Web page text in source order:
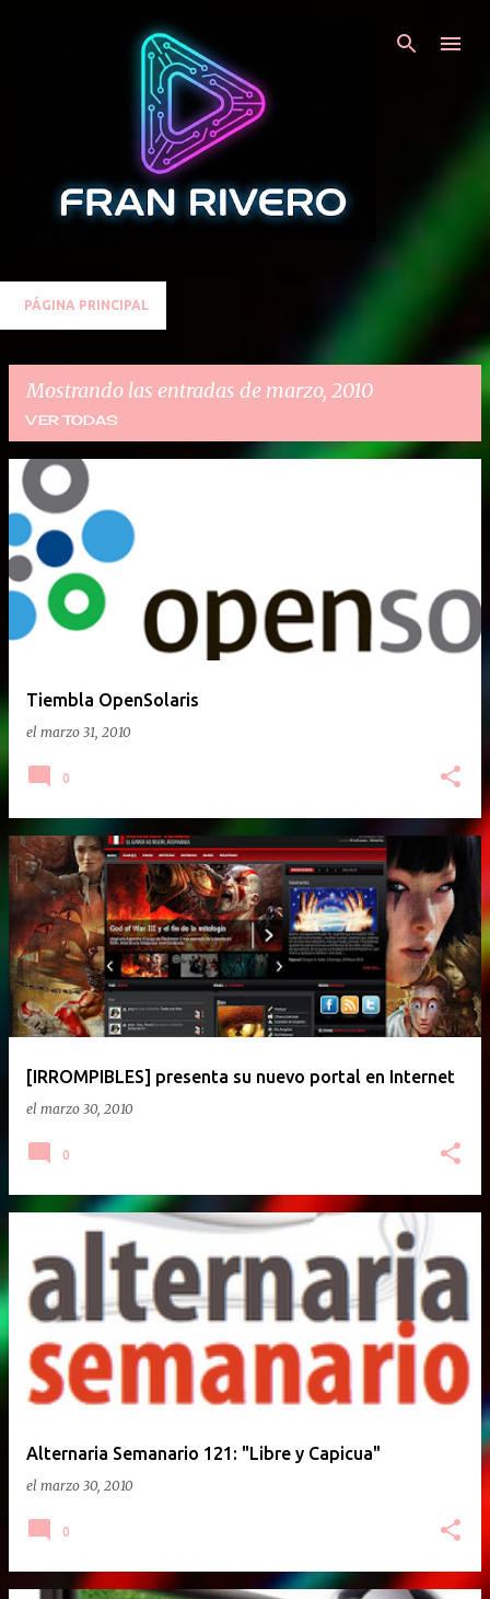
Ir al contenido principal
PÁGINA PRINCIPAL
Mostrando las entradas de marzo, 2010
VER TODAS
E
t
r
a
a
Tiembla OpenSolaris
el marzo 31, 2010
0
[IRROMPIBLES] presenta su nuevo portal en Internet
el marzo 30, 2010
0
Alternaria Semanario 121: "Libre y Capicua"
el marzo 30, 2010
0